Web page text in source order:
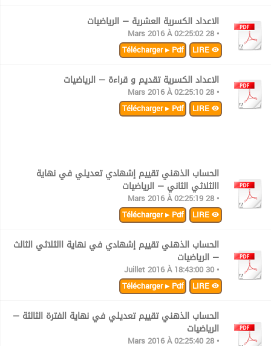
الاعداد الكسرية العشرية — الرياضيات
• 28 Mars 2016 À 02:25:02
Télécharger ▸ Pdf
الاعداد الكسرية تقديم و قراءة — الرياضيات
• 28 Mars 2016 À 02:25:10
Télécharger ▸ Pdf
الحساب الذهني تقييم إشهادي تعديلي في نهاية
االثلاثي الثاني — الرياضيات
• 28 Mars 2016 À 02:25:19
Télécharger ▸ Pdf
الحساب الذهني تقييم إشهادي في نهاية االثلاثي الثالث
— الرياضيات
• 30 Juillet 2016 À 18:43:00
Télécharger ▸ Pdf
الحساب الذهني تقييم تعديلي في نهاية الفترة الثالثة —
الرياضيات
• 28 Mars 2016 À 02:25:40